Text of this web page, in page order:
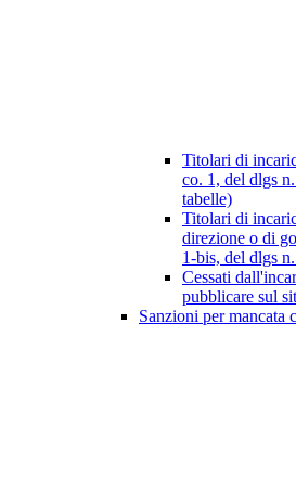
Titolari di
co. 1, del dlgs
tabelle)
Titolari di
direzione o di
1-bis, del dlgs
Cessati
pubblicare sul
Sanzioni per mancata